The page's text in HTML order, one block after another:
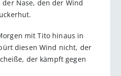
Nase, den der Wind
mit Tito hinaus in
diesen Wind nicht, der
der kämpft gegen